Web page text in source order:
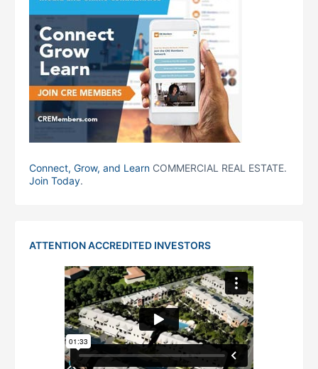
Connect, Grow, and Learn COMMERCIAL REAL ESTATE.
Join Today.
ATTENTION ACCREDITED INVESTORS